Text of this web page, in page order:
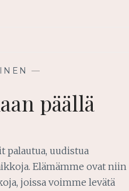
—
päällä
palautua, uudistua
Elämämme ovat niin
joissa voimme levätä